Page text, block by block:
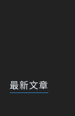
最新文章